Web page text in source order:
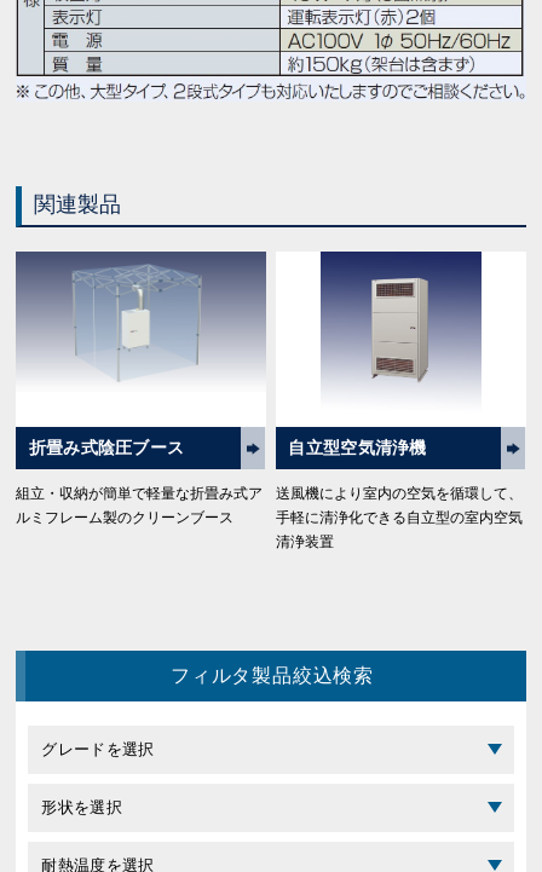
関連製品
折畳み式陰圧ブース
組立・収納が簡単で軽量な折畳み式ア
ルミフレーム製のクリーンブース
自立型空気清浄機
送風機により室内の空気を循環して、
手軽に清浄化できる自立型の室内空気
清浄装置
フィルタ製品絞込検索